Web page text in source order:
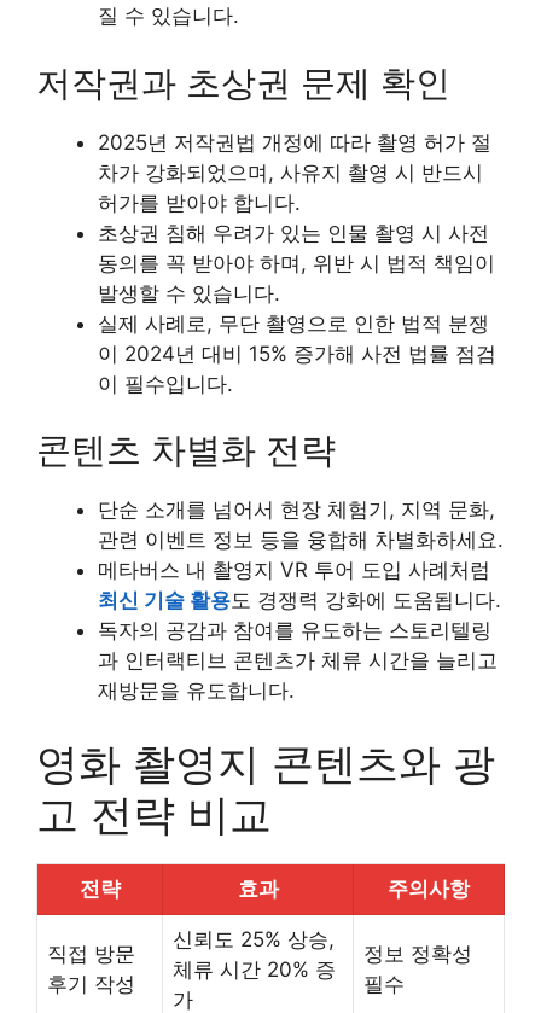
질 수 있습니다.
저작권과 초상권 문제 확인
2025년 저작권법 개정에 따라 촬영 허가 절
차가 강화되었으며, 사유지 촬영 시 반드시
허가를 받아야 합니다.
초상권 침해 우려가 있는 인물 촬영 시 사전
동의를 꼭 받아야 하며, 위반 시 법적 책임이
발생할 수 있습니다.
실제 사례로, 무단 촬영으로 인한 법적 분쟁
이 2024년 대비 15% 증가해 사전 법률 점검
이 필수입니다.
콘텐츠 차별화 전략
단순 소개를 넘어서 현장 체험기, 지역 문화,
관련 이벤트 정보 등을 융합해 차별화하세요.
메타버스 내 촬영지 VR 투어 도입 사례처럼
최신 기술 활용도 경쟁력 강화에 도움됩니다.
독자의 공감과 참여를 유도하는 스토리텔링
과 인터랙티브 콘텐츠가 체류 시간을 늘리고
재방문을 유도합니다.
영화 촬영지 콘텐츠와 광
고 전략 비교
전략 효과 주의사항
직접 방문
후기 작성
신뢰도 25% 상승,
체류 시간 20% 증
가
정보 정확성
필수